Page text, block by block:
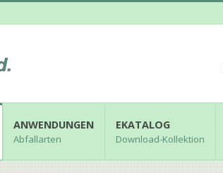
ANWENDUNGEN
Abfallarten
EKATALOG
Download-Kollektion